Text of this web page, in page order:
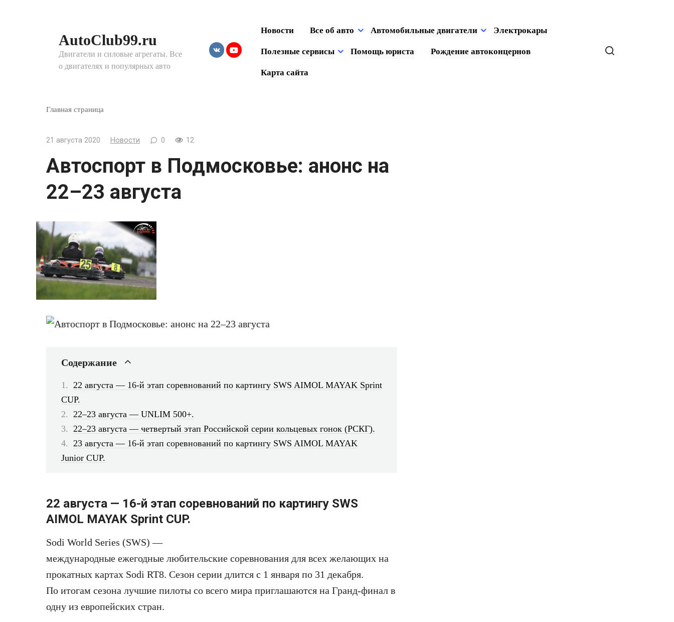
AutoClub99.ru
Двигатели и силовые агрегаты. Все
о двигателях и популярных авто
Новости Все об авто Автомобильные двигатели Электрокары
Полезные сервисы Помощь юриста Рождение автоконцернов
Карта сайта
Главная страница
21 августа 2020 Новости 0 12
Автоспорт в Подмосковье: анонс на
22–23 августа
Содержание
22 августа — 16-й этап соревнований по картингу SWS AIMOL MAYAK Sprint
CUP.
22–23 августа — UNLIM 500+.
22–23 августа — четвертый этап Российской серии кольцевых гонок (РСКГ).
23 августа — 16-й этап соревнований по картингу SWS AIMOL MAYAK
Junior CUP.
22 августа — 16-й этап соревнований по картингу SWS
AIMOL MAYAK Sprint CUP.
Sodi World Series (SWS) —
международные ежегодные любительские соревнования для всех желающих на
прокатных картах Sodi RT8. Сезон серии длится с 1 января по 31 декабря.
По итогам сезона лучшие пилоты со всего мира приглашаются на Гранд-финал в
одну из европейских стран.